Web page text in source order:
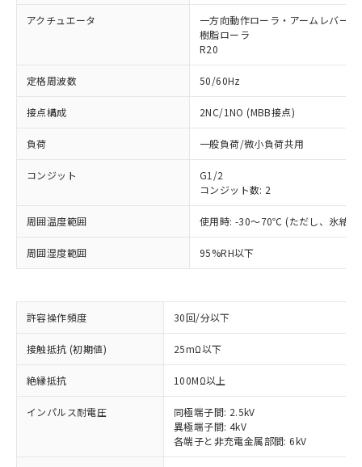
アクチュエータ
一方向動作ローラ・アームレバー
樹脂ローラ
R20
定格周波数 50/60Hz
接点構成 2NC/1NO (MBB接点)
負荷 一般負荷/微小負荷共用
コンジット
G1/2
コンジット数: 2
周囲温度範囲 使用時: -30～70℃ (ただし、氷結し
周囲湿度範囲 95%RH以下
許容操作頻度 30回/分以下
接触抵抗 (初期値) 25mΩ以下
絶縁抵抗 100MΩ以上
インパルス耐電圧
同極端子間: 2.5kV
異極端子間: 4kV
各端子と非充電金属部間: 6kV
ご利用条件
※1 対応状況
対応済み：EU RoHS指令（10物質）の
非含有に対応した製品が提供可能な商品で
す。
対応予定：EU RoHS指令（10物質）の非含
有に対応した製品に切り替える予定のある